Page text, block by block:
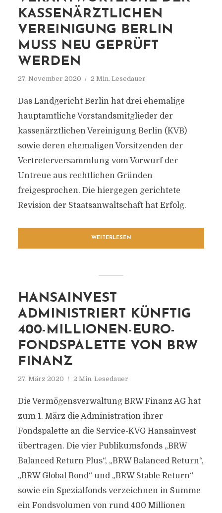
KASSENÄRZTLICHEN
VEREINIGUNG BERLIN
MUSS NEU GEPRÜFT
WERDEN
27. November 2020 2 Min. Lesedauer
Das Landgericht Berlin hat drei ehemalige
hauptamtliche Vorstandsmitglieder der
kassenärztlichen Vereinigung Berlin (KVB)
sowie deren ehemaligen Vorsitzenden der
Vertreterversammlung vom Vorwurf der
Untreue aus rechtlichen Gründen
freigesprochen. Die hiergegen gerichtete
Revision der Staatsanwaltschaft hat Erfolg.
WEITERLESEN
HANSAINVEST
ADMINISTRIERT KÜNFTIG
400-MILLIONEN-EURO-
FONDSPALETTE VON BRW
FINANZ
27. März 2020 2 Min. Lesedauer
Die Vermögensverwaltung BRW Finanz AG hat
zum 1. März die Administration ihrer
Fondspalette an die Service-KVG Hansainvest
übertragen. Die vier Publikumsfonds „BRW
Balanced Return Plus“, „BRW Balanced Return“,
„BRW Global Bond“ und „BRW Stable Return“
sowie ein Spezialfonds verzeichnen in Summe
ein Fondsvolumen von rund 400 Millionen